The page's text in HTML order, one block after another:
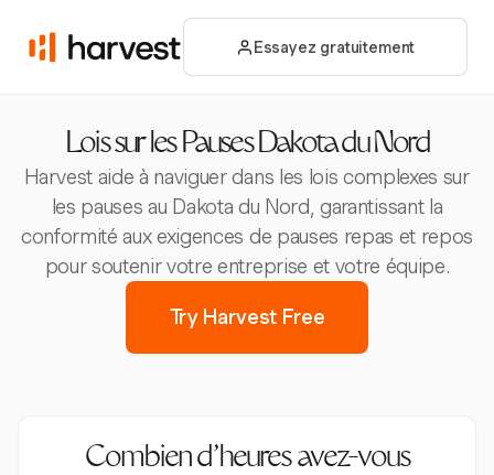
Essayez gratuitement
Lois sur les Pauses Dakota du Nord
Harvest aide à naviguer dans les lois complexes sur
les pauses au Dakota du Nord, garantissant la
conformité aux exigences de pauses repas et repos
pour soutenir votre entreprise et votre équipe.
Try Harvest Free
Combien d’heures avez-vous